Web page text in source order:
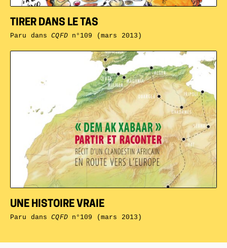
UNE HISTOIRE VRAIE
Paru dansCQFDn°109 (mars 2013)
TIRER DANS LE TAS
Paru dansCQFDn°109 (mars 2013)